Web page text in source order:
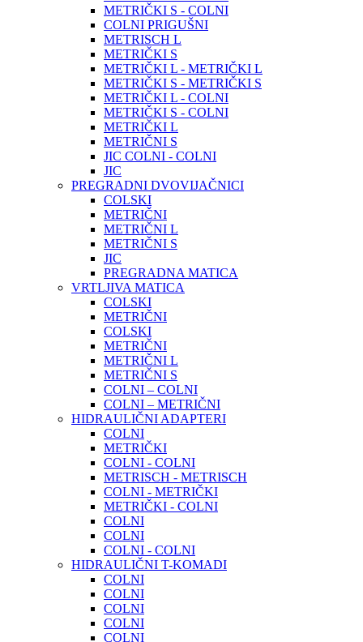
METRIČKI S - COLNI
COLNI PRIGUŠNI
METRISCH L
METRIČKI S
METRIČKI L - METRIČKI L
METRIČKI S - METRIČKI S
METRIČKI L - COLNI
METRIČKI S - COLNI
METRIČKI L
METRIČNI S
JIC COLNI - COLNI
JIC
PREGRADNI DVOVIJAČNICI
COLSKI
METRIČNI
METRIČNI L
METRIČNI S
JIC
PREGRADNA MATICA
VRTLJIVA MATICA
COLSKI
METRIČNI
COLSKI
METRIČNI
METRIČNI L
METRIČNI S
COLNI – COLNI
COLNI – METRIČNI
HIDRAULIČNI ADAPTERI
COLNI
METRIČKI
COLNI - COLNI
METRISCH - METRISCH
COLNI - METRIČKI
METRIČKI - COLNI
COLNI
COLNI
COLNI - COLNI
HIDRAULIČNI T-KOMADI
COLNI
COLNI
COLNI
COLNI
COLNI